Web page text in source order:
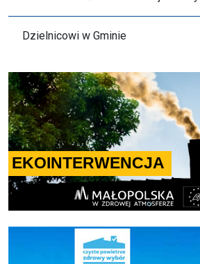
Dzielnicowi w Gminie